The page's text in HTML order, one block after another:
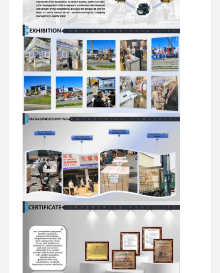
Επισκέψεις
Στο
Εργοστάσιο
Ποιότητας
Επικοινωνήσ
Τε Μαζί Μας
Ειδήσεις
Υποθέσεις
Μηχανή Perkins
Μηχανή Yanmar
Μηχανή Kubota
Μηχανή Isuzu
ντίζελ
Μηχανή της MITSUBISHI